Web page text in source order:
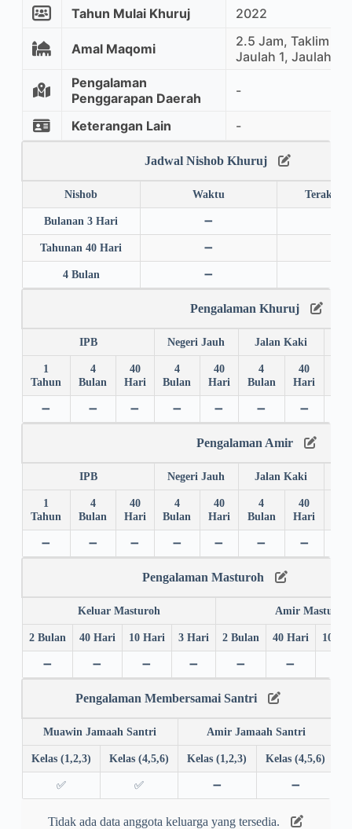
Tahun Mulai Khuruj
2022
Amal Maqomi
2.5 Jam, Taklim
Jaulah 1, Jaulah 2
Pengalaman
Penggarapan Daerah
-
Keterangan Lain -
Jadwal Nishob Khuruj
Nishob Waktu Terakhir
Bulanan 3 Hari ➖
Tahunan 40 Hari ➖
4 Bulan ➖
Pengalaman Khuruj
IPB Negeri Jauh Jalan Kaki
1
Tahun
4
Bulan
40
Hari
4
Bulan
40
Hari
4
Bulan
40
Hari
➖ ➖ ➖ ➖ ➖ ➖ ➖
Pengalaman Amir
IPB Negeri Jauh Jalan Kaki
1
Tahun
4
Bulan
40
Hari
4
Bulan
40
Hari
4
Bulan
40
Hari
➖ ➖ ➖ ➖ ➖ ➖ ➖
Pengalaman Masturoh
Keluar Masturoh Amir Masturoh
2 Bulan 40 Hari 10 Hari 3 Hari 2 Bulan 40 Hari 10
➖ ➖ ➖ ➖ ➖ ➖
Pengalaman Membersamai Santri
Muawin Jamaah Santri Amir Jamaah Santri
Kelas (1,2,3) Kelas (4,5,6) Kelas (1,2,3) Kelas (4,5,6)
✅ ✅ ➖ ➖
Tidak ada data anggota keluarga yang tersedia.